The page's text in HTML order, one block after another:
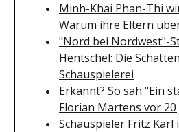
Minh-Khai Phan-Thi
Warum ihre Eltern
"Nord bei Nordwest"-
Hentschel: Die
Schauspielerei
Erkannt? So sah "Ein
Florian Martens vor 20
Schauspieler Fritz Karl